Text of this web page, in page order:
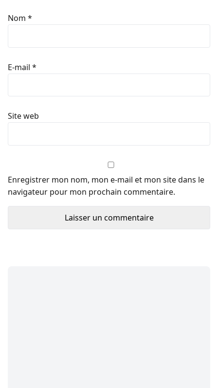
Nom *
E-mail *
Site web
Enregistrer mon nom, mon e-mail et mon site dans le
navigateur pour mon prochain commentaire.